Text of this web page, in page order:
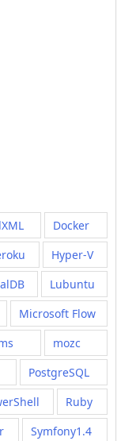
Docker
Hyper-V
Lubuntu
Microsoft Flow
mozc
PostgreSQL
Ruby
Symfony1.4